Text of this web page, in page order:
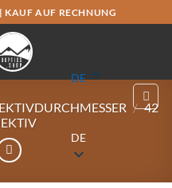
| KAUF AUF RECHNUNG
DE
DE
/ 42